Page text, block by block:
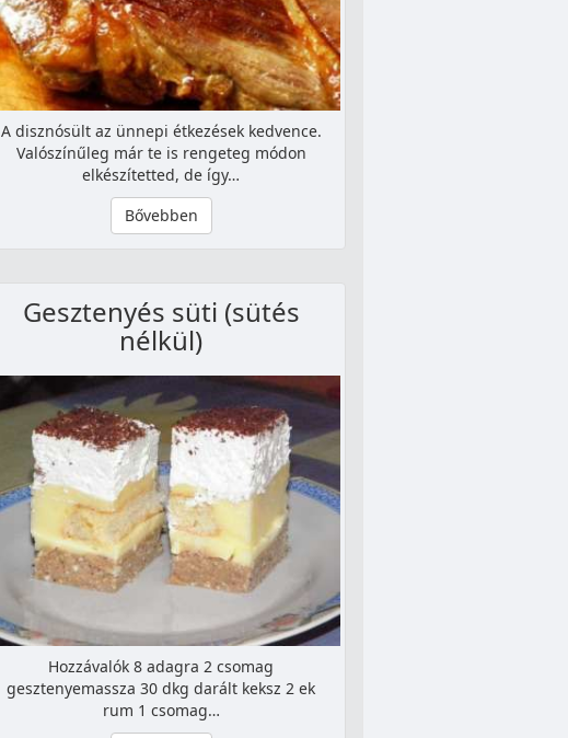
A disznósült az ünnepi étkezések kedvence.
Valószínűleg már te is rengeteg módon
elkészítetted, de így…
Bővebben
Gesztenyés süti (sütés
nélkül)
Hozzávalók 8 adagra 2 csomag
gesztenyemassza 30 dkg darált keksz 2 ek
rum 1 csomag…